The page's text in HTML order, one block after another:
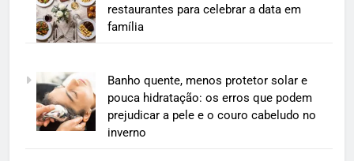
restaurantes para celebrar a data em
família
Banho quente, menos protetor solar e
pouca hidratação: os erros que podem
prejudicar a pele e o couro cabeludo no
inverno